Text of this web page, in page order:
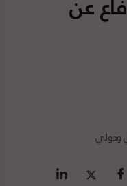
ودولي